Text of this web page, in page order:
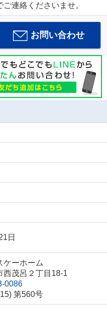
連絡くださいませ。
お問い合わせ
日
ケーホーム
西茂呂２丁目18-1
0086
第560号